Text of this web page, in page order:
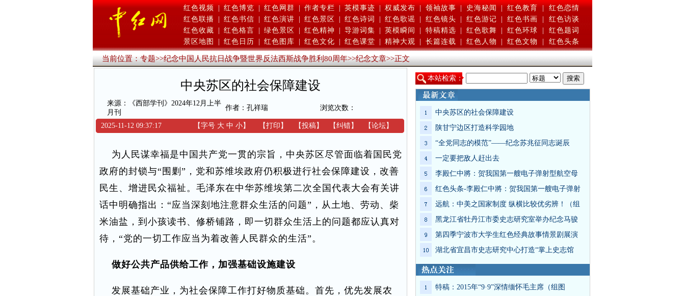
红色视频 | 红色博览 | 红色网群 | 作者专栏 | 英模事迹 | 权威发布 | 领袖故事 | 史海秘闻 | 红色教育 |
红色恋情
红色联播
红色书信 红色演讲 红色景区 红色诗词 红色歌谣 红色镜头 红色游记 红色书画
红色访谈
红色收藏
红色格言 绿色景区 红色精神 导游词集 英模瞬间 特稿精选 红色歌舞 红色环球
红色题词
景区地图
红色日历 红色图库 红色文化 红色课堂 精神大观 长篇连载 红色人物 红色文物 红色头条
当前位置：专题>>纪念中国人民抗日战争暨世界反法西斯战争胜利80周年>>纪念文章>>正文
中央苏区的社会保障建设
来源：《西部学刊》2024年12月上半
月刊
作者：孔祥瑞 浏览次数：
2025-11-12 09:37:17 【字号 大 中 小】 【打印 】 【投稿】 【纠错】 【论坛】
为人民谋幸福是中国共产党一贯的宗旨，中央苏区尽管面临着国民党
政府的封锁与“围剿”，党和苏维埃政府仍积极进行社会保障建设，改善
民生、增进民众福祉。毛泽东在中华苏维埃第二次全国代表大会有关讲
话中明确指出：“应当深刻地注意群众生活的问题”，从土地、劳动、柴
米油盐，到小孩读书、修桥铺路，即一切群众生活上的问题都应认真对
待，“党的一切工作应当为着改善人民群众的生活”。
做好公共产品供给工作，加强基础设施建设
发展基础产业，为社会保障工作打好物质基础。首先，优先发展农
本站检索：
中央苏区的社会保障建设
陕甘宁边区打造科学园地
“全党同志的模范”——纪念苏兆征同志诞辰
一定要把敌人赶出去
李殿仁中將：贺我国第一艘电子弹射型航空母
红色头条-李殿仁中將：贺我国第一艘电子弹射
远航：中美之国家制度 纵横比较优劣辨！（组
黑龙江省牡丹江市委史志研究室举办纪念马骏
第四季宁波市大学生红色经典故事情景剧展演
湖北省宜昌市史志研究中心打造“掌上史志馆
特稿：2015年“9·9”深情缅怀毛主席（组图